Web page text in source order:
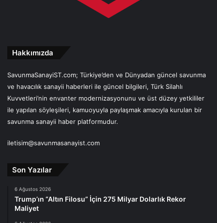
Hakkımızda
SavunmaSanayiST.com; Türkiye’den ve Dünyadan güncel savunma
ve havacılık sanayii haberleri ile güncel bilgileri, Türk Silahlı
Kuvvetleri’nin envanter modernizasyonunu ve üst düzey yetkililer
ile yapılan söyleşileri, kamuoyuyla paylaşmak amacıyla kurulan bir
savunma sanayii haber platformudur.
iletisim@savunmasanayist.com
Son Yazılar
6 Ağustos 2026
Trump’ın “Altın Filosu” İçin 275 Milyar Dolarlık Rekor
Maliyet